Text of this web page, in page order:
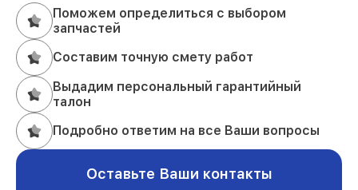
Поможем определиться с выбором
запчастей
Составим точную смету работ
Выдадим персональный гарантийный
талон
Подробно ответим на все Ваши вопросы
Оставьте Ваши контакты